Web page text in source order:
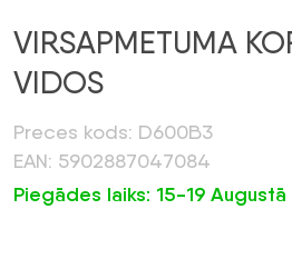
VIRSAPMETUMA
VIDOS
Preces kods: D600B3
EAN: 5902887047084
Piegādes laiks: 15-19 Augustā